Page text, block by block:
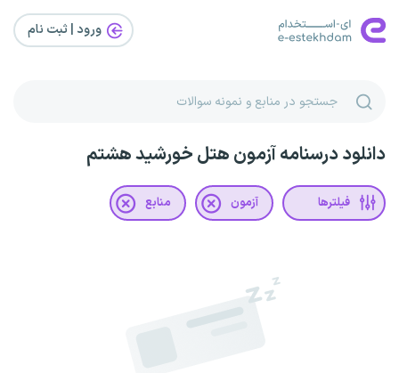
ورود | ثبت‌ نام
دانلود درسنامه آزمون هتل خورشید هشتم
فیلترها آزمون منابع